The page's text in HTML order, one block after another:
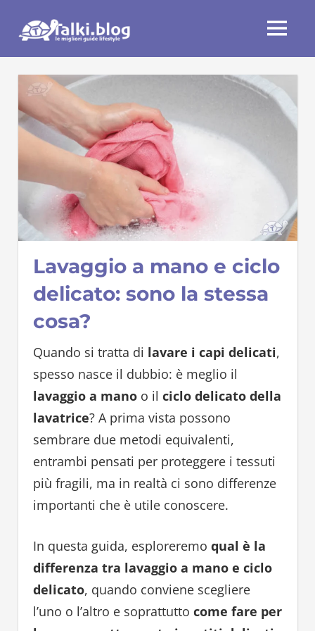
MENU
Lavaggio a mano e ciclo
delicato: sono la stessa
cosa?
Quando si tratta di lavare i capi delicati,
spesso nasce il dubbio: è meglio il
lavaggio a manoo il ciclo delicato della
lavatrice? A prima vista possono
sembrare due metodi equivalenti,
entrambi pensati per proteggere i tessuti
più fragili, ma in realtà ci sono differenze
importanti che è utile conoscere.
In questa guida, esploreremo qual è la
differenza tra lavaggio a mano e ciclo
delicato, quando conviene scegliere
l’uno o l’altro e soprattutto come fare per